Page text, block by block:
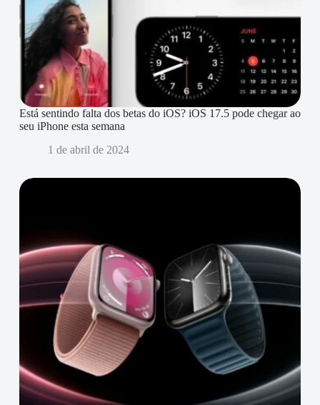
Está sentindo falta dos betas do iOS? iOS 17.5 pode chegar ao
seu iPhone esta semana
1 de abril de 2024